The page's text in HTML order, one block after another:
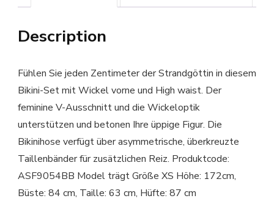
Description
Fühlen Sie jeden Zentimeter der Strandgöttin in diesem
Bikini-Set mit Wickel vorne und High waist. Der
feminine V-Ausschnitt und die Wickeloptik
unterstützen und betonen Ihre üppige Figur. Die
Bikinihose verfügt über asymmetrische, überkreuzte
Taillenbänder für zusätzlichen Reiz. Produktcode:
ASF9054BB Model trägt Größe XS Höhe: 172cm,
Büste: 84 cm, Taille: 63 cm, Hüfte: 87 cm